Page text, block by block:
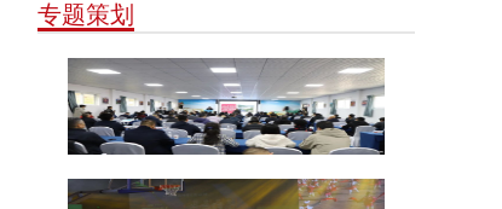
专题策划